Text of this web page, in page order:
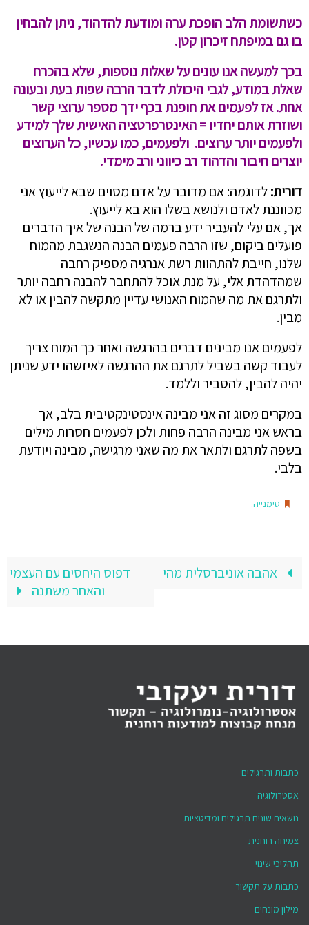
כשתשומת הלב הופכת ערה ומודעת להדהוד, ניתן להבחין
בו גם במיפתח זיכרון קטן.
בכך למעשה אנו עונים על שאלות נוספות, שלא בהכרח
שאלת במודע, לגבי היכולת לדבר הרבה שפות בעת ובעונה
אחת. אז לפעמים את חופנת בכף ידך מספר ערוצי קשר
ושוזרת אותם יחדיו = האינטרפרטציה האישית שלך למידע
ולפעמים יותר ערוצים. ולפעמים, כמו עכשיו, כל הערוצים
יוצרים חיבור והדהוד רב כיווני ורב מימדי.
דורית:לדוגמה: אם מדובר על אדם מסוים שבא לייעוץ אני
מכווננת לאדם ולנושא בשלו הוא בא לייעוץ.
אך, אם עלי להעביר ידע ברמה של הבנה של איך הדברים
פועלים ביקום, שזו הרבה פעמים הבנה הנשגבת מהמוח
שלנו, חייבת להתהוות רשת אנרגיה מספיק רחבה
שמהדהדת אלי, על מנת אוכל להתחבר להבנה רחבה יותר
ולתרגם את מה שהמוח האנושי עדיין מתקשה להבין או לא
מבין.
לפעמים אנו מבינים דברים בהרגשה ואחר כך המוח צריך
לעבוד קשה בשביל לתרגם את ההרגשה לאיזשהו ידע שניתן
יהיה להבין, להסביר וללמד.
במקרים מסוג זה אני מבינה אינסטינקטיבית בלב, אך
בראש אני מבינה הרבה פחות ולכן לפעמים חסרות מילים
בשפה לתרגם ולתאר את מה שאני מרגישה, מבינה ויודעת
בלבי.
סימנייה.
אהבה אוניברסלית מהי
דפוס היחסים עם העצמי
והאחר משתנה
כתבות ותרגילים
אסטרולוגיה
נושאים שונים תרגילים ומדיטציות
צמיחה רוחנית
תהליכי שינוי
כתבות על תקשור
מילון מונחים